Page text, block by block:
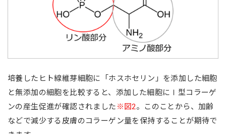
培養したヒト線維芽細胞に「ホスホセリン」を添加した細胞
と無添加の細胞を比較すると、添加した細胞にⅠ型コラーゲ
ンの産生促進が確認されました※図2。このことから、加齢
などで減少する皮膚のコラーゲン量を保持することが期待で